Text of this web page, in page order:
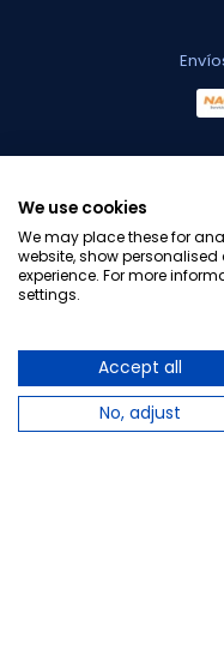
We use cookies
We may place these for
website, show
experience. For more
settings.
Accept all
No, adjust